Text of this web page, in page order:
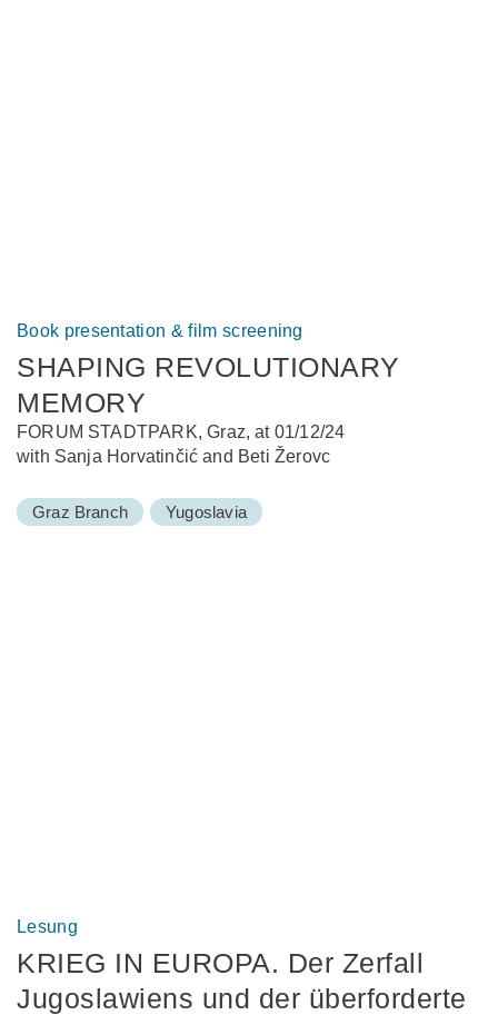
Book presentation & film screening
SHAPING REVOLUTIONARY
MEMORY
FORUM STADTPARK, Graz, at 01/12/24
with Sanja Horvatinčić and Beti Žerovc
Graz Branch Yugoslavia
Lesung
KRIEG IN EUROPA. Der Zerfall
Jugoslawiens und der überforderte